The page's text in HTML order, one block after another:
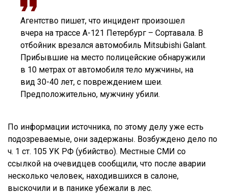
Агентство пишет, что инцидент произошел
вчера на трассе А-121 Петербург – Сортавала. В
отбойник врезался автомобиль Mitsubishi Galant.
Прибывшие на место полицейские обнаружили
в 10 метрах от автомобиля тело мужчины, на
вид 30-40 лет, с повреждением шеи.
Предположительно, мужчину убили.
По информации источника, по этому делу уже есть
подозреваемые, они задержаны. Возбуждено дело по
ч. 1 ст. 105 УК РФ (убийство). Местные СМИ со
ссылкой на очевидцев сообщили, что после аварии
несколько человек, находившихся в салоне,
выскочили и в панике убежали в лес.